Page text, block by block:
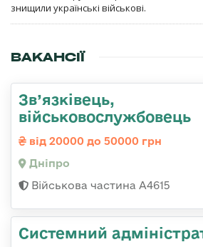
знищили українські військові.
ВАКАНСІЇ
Зв’язківець,
військовослужбовець
від 20000 до 50000 грн
Дніпро
Військова частина А4615
Системний